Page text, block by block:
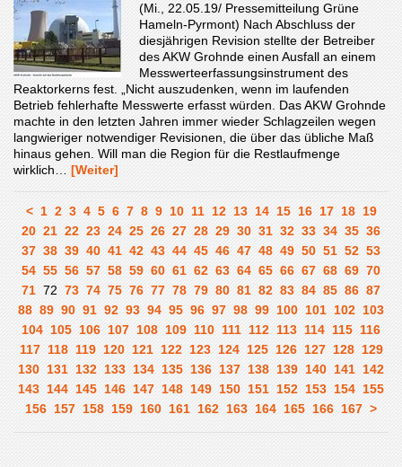
(Mi., 22.05.19/ Pressemitteilung Grüne
Hameln-Pyrmont) Nach Abschluss der
diesjährigen Revision stellte der Betreiber
des AKW Grohnde einen Ausfall an einem
Messwerteerfassungsinstrument des
Reaktorkerns fest. „Nicht auszudenken, wenn im laufenden
Betrieb fehlerhafte Messwerte erfasst würden. Das AKW Grohnde
machte in den letzten Jahren immer wieder Schlagzeilen wegen
langwieriger notwendiger Revisionen, die über das übliche Maß
hinaus gehen. Will man die Region für die Restlaufmenge
wirklich… [Weiter]
< 1 2 3 4 5 6 7 8 9 10 11 12 13 14 15 16 17 18 19
20 21 22 23 24 25 26 27 28 29 30 31 32 33 34 35 36
37 38 39 40 41 42 43 44 45 46 47 48 49 50 51 52 53
54 55 56 57 58 59 60 61 62 63 64 65 66 67 68 69 70
71 72 73 74 75 76 77 78 79 80 81 82 83 84 85 86 87
88 89 90 91 92 93 94 95 96 97 98 99 100 101 102 103
104 105 106 107 108 109 110 111 112 113 114 115 116
117 118 119 120 121 122 123 124 125 126 127 128 129
130 131 132 133 134 135 136 137 138 139 140 141 142
143 144 145 146 147 148 149 150 151 152 153 154 155
156 157 158 159 160 161 162 163 164 165 166 167 >